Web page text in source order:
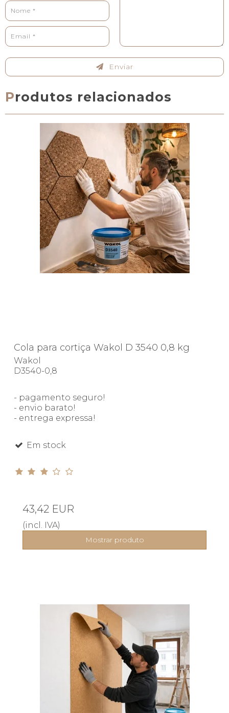
Enviar
Produtos relacionados
Cola para cortiça Wakol D 3540 0,8 kg
Wakol
D3540-0,8
- pagamento seguro!
- envio barato!
- entrega expressa!
Em stock
43,42 EUR
(incl. IVA)
Mostrar produto